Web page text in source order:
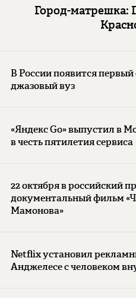
Город-матрешка:
В России появится
джазовый вуз
«Яндекс Go» выпустил в
в честь пятилетия сервиса
22 октября в российский
документальный фильм
Мамонова»
Netflix установил
Анджелесе с человеком